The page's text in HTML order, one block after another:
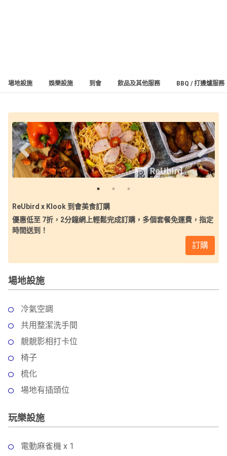
場地設施 娛樂設施 到會 飲品及其他服務 BBQ / 打邊爐服務
ReUbird x Klook 到會美食訂購
優惠低至 7折，2分鐘網上輕鬆完成訂購，多個套餐免運費，指定
時間送到！
訂購
場地設施
冷氣空調
共用整潔洗手間
靚靚影相打卡位
椅子
梳化
場地有插頭位
玩樂設施
電動麻雀機 x 1